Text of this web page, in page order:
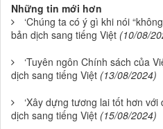
Những tin mới hơn
‘Chúng ta có ý gì khi nói
bản dịch sang tiếng Việt (10/08/
‘Tuyên ngôn Chính sách của
dịch sang tiếng Việt (13/08/2024)
‘Xây dựng tương lai tốt hơn
dịch sang tiếng Việt (15/08/2024)